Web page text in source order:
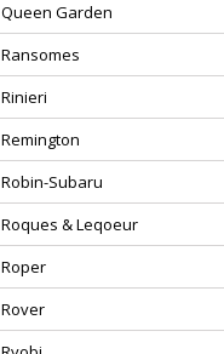
Queen Garden
Ransomes
Rinieri
Remington
Robin-Subaru
Roques & Leqoeur
Roper
Rover